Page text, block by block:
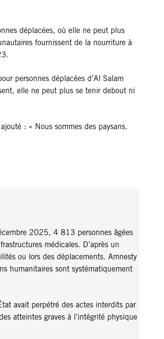
déplacées, où elle ne peut plus
fournissent de la nourriture à
personnes déplacées d’Al Salam
elle ne peut plus se tenir debout ni
: « Nous sommes des paysans.
2025, 4 813 personnes âgées
médicales. D’après un
ou lors des déplacements. Amnesty
humanitaires sont systématiquement
avait perpétré des actes interdits par
atteintes graves à l’intégrité physique